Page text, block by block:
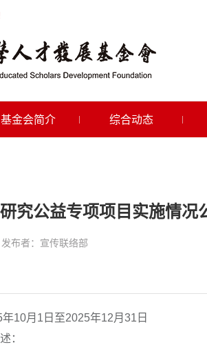
基金会简介 综合动态
究公益专项项目实施情况
发布者： 宣传联络部
10月1日至2025年12月31日
：